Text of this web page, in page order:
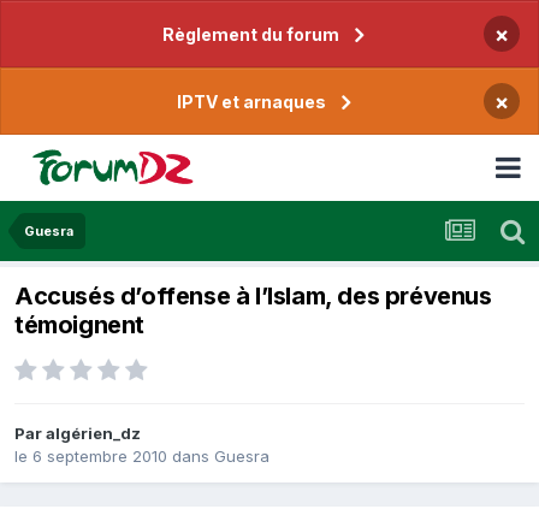
Règlement du forum ×
IPTV et arnaques ×
Guesra
Accusés d’offense à l’Islam, des prévenus
témoignent
Paralgérien_dz
le 6 septembre 2010 dans Guesra